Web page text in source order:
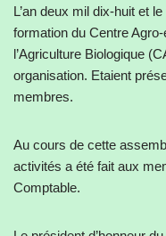
L’an deux mil dix-huit et
formation du Centre
l’Agriculture Biologique
organisation. Etaient
membres.
Au cours de cette
activités a été fait aux
Comptable.